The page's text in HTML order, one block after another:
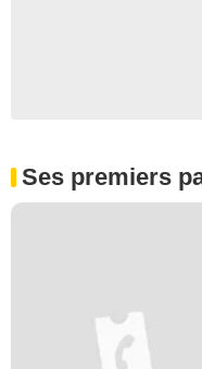
Ses premiers